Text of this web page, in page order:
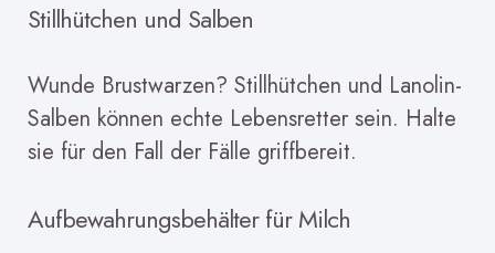
Stillhütchen und Salben
Wunde Brustwarzen? Stillhütchen und Lanolin-
Salben können echte Lebensretter sein. Halte
sie für den Fall der Fälle griffbereit.
Aufbewahrungsbehälter für Milch